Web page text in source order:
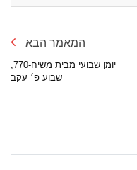
המאמר הבא
שבוע פ׳ עקב